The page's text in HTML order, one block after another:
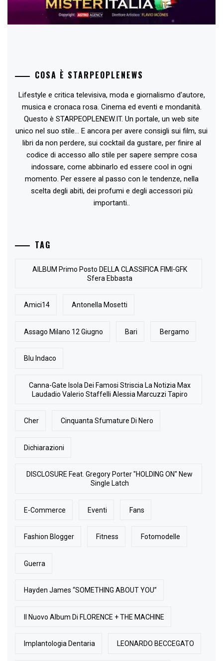
COSA È STARPEOPLENEWS
Lifestyle e critica televisiva, moda e giornalismo d'autore,
musica e cronaca rosa. Cinema ed eventi e mondanità.
Questo è STARPEOPLENEW.IT. Un portale, un web site
unico nel suo stile... E ancora per avere consigli sui film, sui
libri da non perdere, sui cocktail da gustare, per finire al
codice di accesso allo stile per sapere sempre cosa
indossare, come abbinarlo ed essere cool in ogni
momento. Per essere al passo con le tendenze, nella
scelta degli abiti, dei profumi e degli accessori più
importanti..
TAG
AlLBUM Primo Posto DELLA CLASSIFICA FIMI-GFK
Sfera Ebbasta
Amici14 Antonella Mosetti
Assago Milano 12 Giugno Bari Bergamo
Blu Indaco
Canna-Gate Isola Dei Famosi Striscia La Notizia Max
Laudadio Valerio Staffelli Alessia Marcuzzi Tapiro
Cher Cinquanta Sfumature Di Nero
Dichiarazioni
DISCLOSURE Feat. Gregory Porter "HOLDING ON" New
Single Latch
E-Commerce Eventi Fans
Fashion Blogger Fitness Fotomodelle
Guerra
Hayden James “SOMETHING ABOUT YOU”
Il Nuovo Album Di FLORENCE + THE MACHINE
Implantologia Dentaria LEONARDO BECCEGATO